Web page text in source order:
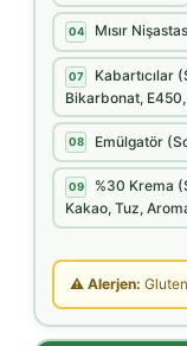
04 Mısır
07
Kabartıcılar
Bikarbonat,
08 Emülgatör
09
%30 Krema
Kakao, Tuz,
⚠ Alerjen: